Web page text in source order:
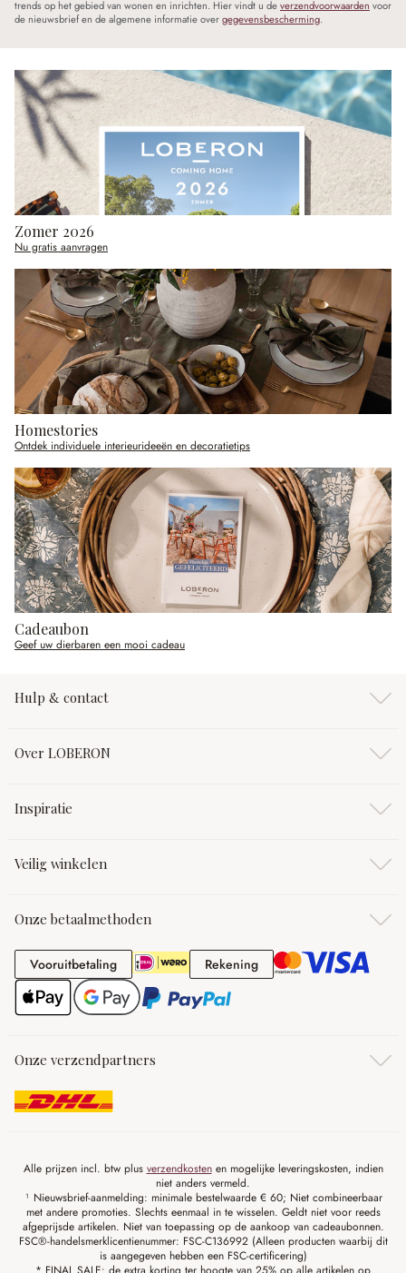
trends op het gebied van wonen en inrichten. Hier vindt u deverzendvoorwaarden voor
de nieuwsbrief en de algemene informatie overgegevensbescherming.
Zomer 2026
Nu gratis aanvragen
Homestories
Ontdek individuele interieurideeën en decoratietips
Cadeaubon
Geef uw dierbaren een mooi cadeau
Hulp & contact
Over LOBERON
Inspiratie
Veilig winkelen
Onze betaalmethoden
VooruitbetalingVooruitbetaling RekeningRekening
Onze verzendpartners
Alle prijzen incl. btw plus verzendkostenen mogelijke leveringskosten, indien
niet anders vermeld.
¹ Nieuwsbrief-aanmelding: minimale bestelwaarde € 60; Niet combineerbaar
met andere promoties. Slechts eenmaal in te wisselen. Geldt niet voor reeds
afgeprijsde artikelen. Niet van toepassing op de aankoop van cadeaubonnen.
FSC®-handelsmerklicentienummer: FSC-C136992 (Alleen producten waarbij dit
is aangegeven hebben een FSC-certificering)